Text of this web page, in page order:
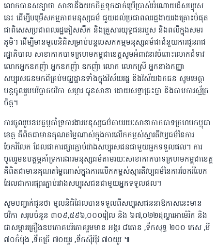
លោកបានសន្យាថា សាខានឹងយកចិត្តទុកដាក់ប្រើប្រាស់អំណោយដ៏សប្បុរស
នេះ ដើម្បីបម្រើសកម្មភាពមនុស្សធម៌ ជួយដល់ប្រជាពលរដ្ឋងាយរងគ្រោះបំផុត
ជាពិសេសប្រជាពលរដ្ឋភៀសសឹក និងគ្រួសារយុទ្ធជនរបួស និងពលីក្នុងសមរ
ភូមិ។ ដើម្បីមានមូលនិធិសម្រាប់បន្តបេសកកម្មមនុស្សធម៌ជាជំនួយការជូនរាជ
រដ្ឋាភិបាល សាខាកាកបាទក្រហមកម្ពុជាខេត្តសូមអំពាវនាវចំពោះលោកជំទាវ
លោកអ្នកឧកញ៉ា អ្នកឧកញ៉ា ឧកញ៉ា លោក លោកស្រី អ្នកនាងកញ្ញា
សប្បុរសជនមកពីគ្រប់មជ្ឈដ្ឋានទាំងក្នុងវិស័យរដ្ឋ និងវិស័យឯកជន សូមមេត្តា
បន្តចូលរួមបរិច្ចាគថវិកា សម្ភារ ជូនសាខា ដោយសទ្ធាជ្រះថ្លា និងតាមការស្ម័គ្រ
ចិត្ត។
ការចូលរួមឧបត្ថម្ភគាំទ្រការងារមនុស្សធម៌តាមរយៈសាខាកាកបាទក្រហមកម្ពុជា
ខេត្ត គឺពិតជាមានគុណតម្លៃណាស់ក្នុងការលើកកម្ពស់ស្មារតីវប្បធម៌នៃការ
ចែករំលែក ដែលជាការផ្សារភ្ជាប់រវាងសប្បុរសជនជាមួយអ្នកទទួលផល។ ការ
ចូលរួមឧបត្ថម្ភគាំទ្រការងារមនុស្សធម៌តាមរយៈសាខាកាកបាទក្រហមកម្ពុជាខេត្ត
គឺពិតជាមានគុណតម្លៃណាស់ក្នុងការលើកកម្ពស់ស្មារតីវប្បធម៌នៃការចែករំលែក
ដែលជាការផ្សារភ្ជាប់រវាងសប្បុរសជនជាមួយអ្នកទទួលផល។
សូមបញ្ជាក់ជូនថា មូលនិធិដែលបានទទួលពីសប្បុរសជននាឱកាសនេះមាន
ថវិកា សរុបចំនួន ៣០៩,៥៩៦,០០០រៀល និង ៦៧,០២២ដុល្លារអាម៉េរិក និង
ជាសម្ភារគ្រឿងឧបភោគបរិភោគរួមមាន អង្ករ ៨តោន ,ទឹកសុទ្ធ ២០០ កេស ,មី
៧០កំប៉ុង ,ទឹកត្រី ៧០យួរ ,ទឹកស៊ីអ៉ីវ ៧០យួរ ៕